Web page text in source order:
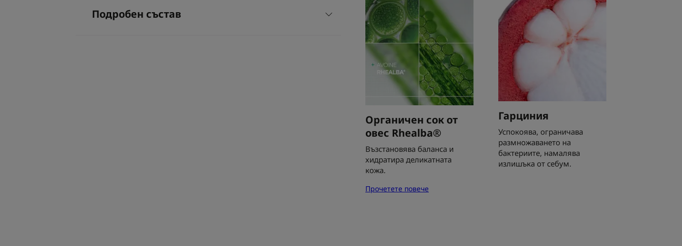
Подробен състав
Органичен сок от
овес Rhealba®
Възстановява баланса и
хидратира деликатната
кожа.
Прочетете повече
Гарциния
Успокоява, ограничава
размножаването на
бактериите, намалява
излишъка от себум.